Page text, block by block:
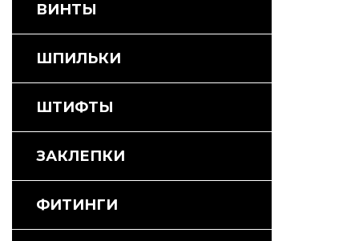
ВИНТЫ
ШПИЛЬКИ
ШТИФТЫ
ЗАКЛЕПКИ
ФИТИНГИ